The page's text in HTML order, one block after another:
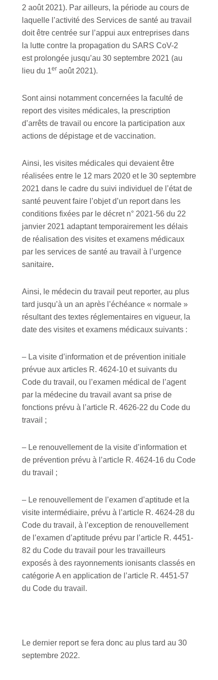
2 août 2021). Par ailleurs, la période au cours de
laquelle l’activité des Services de santé au travail
doit être centrée sur l’appui aux entreprises dans
la lutte contre la propagation du SARS CoV-2
est prolongée jusqu’au 30 septembre 2021 (au
lieu du 1er août 2021).
Sont ainsi notamment concernées la faculté de
report des visites médicales, la prescription
d’arrêts de travail ou encore la participation aux
actions de dépistage et de vaccination.
Ainsi, les visites médicales qui devaient être
réalisées entre le 12 mars 2020 et le 30 septembre
2021 dans le cadre du suivi individuel de l’état de
santé peuvent faire l’objet d’un report dans les
conditions fixées par le décret n° 2021-56 du 22
janvier 2021 adaptant temporairement les délais
de réalisation des visites et examens médicaux
par les services de santé au travail à l’urgence
sanitaire.
Ainsi, le médecin du travail peut reporter, au plus
tard jusqu’à un an après l’échéance « normale »
résultant des textes réglementaires en vigueur, la
date des visites et examens médicaux suivants :
– La visite d’information et de prévention initiale
prévue aux articles R. 4624-10 et suivants du
Code du travail, ou l’examen médical de l’agent
par la médecine du travail avant sa prise de
fonctions prévu à l’article R. 4626-22 du Code du
travail ;
– Le renouvellement de la visite d’information et
de prévention prévu à l’article R. 4624-16 du Code
du travail ;
– Le renouvellement de l’examen d’aptitude et la
visite intermédiaire, prévu à l’article R. 4624-28 du
Code du travail, à l’exception de renouvellement
de l’examen d’aptitude prévu par l’article R. 4451-
82 du Code du travail pour les travailleurs
exposés à des rayonnements ionisants classés en
catégorie A en application de l’article R. 4451-57
du Code du travail.
Le dernier report se fera donc au plus tard au 30
septembre 2022.